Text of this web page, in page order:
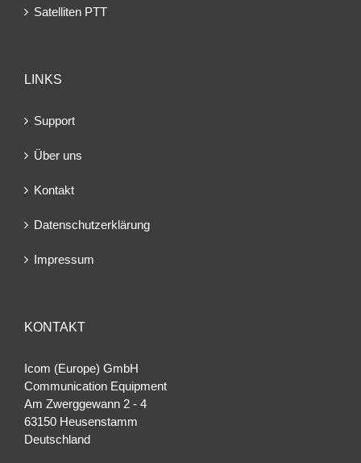
Satelliten PTT
LINKS
Support
Über uns
Kontakt
Datenschutzerklärung
Impressum
KONTAKT
Icom (Europe) GmbH
Communication Equipment
Am Zwerggewann 2 ‐ 4
63150 Heusenstamm
Deutschland